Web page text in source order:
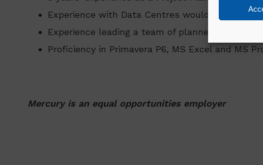
Experience with Data Centres would be an
Experience leading a team of planners with
Proficiency in Primavera P6, MS Excel and MS
Mercury is an equal opportunities employer